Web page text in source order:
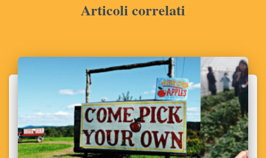
Articoli correlati